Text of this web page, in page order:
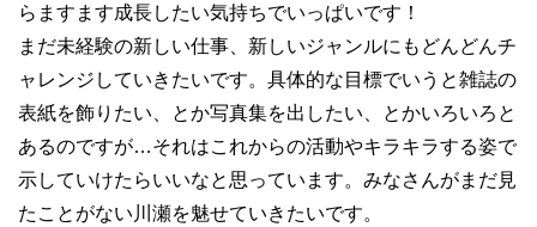
らますます成長したい気持ちでいっぱいです！
まだ未経験の新しい仕事、新しいジャンルにもどんどんチ
ャレンジしていきたいです。具体的な目標でいうと雑誌の
表紙を飾りたい、とか写真集を出したい、とかいろいろと
あるのですが…それはこれからの活動やキラキラする姿で
示していけたらいいなと思っています。みなさんがまだ見
たことがない川瀬を魅せていきたいです。